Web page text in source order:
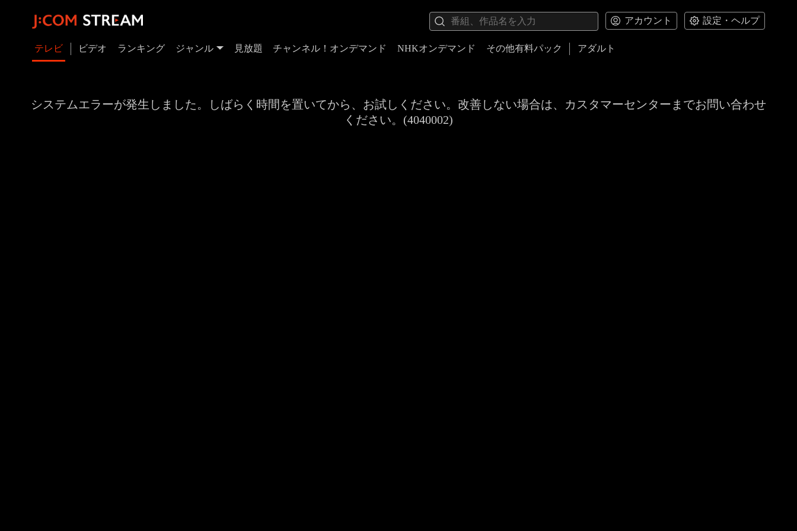
アカウント 設定・ヘルプ
テレビ ビデオ ランキング ジャンル 見放題 チャンネル！オンデマンド NHKオンデマンド その他有料パック アダルト
システムエラーが発生しました。しばらく時間を置いてから、お試しください。改善しない場合は、カスタマーセンターまでお問い合わせ
ください。(4040002)